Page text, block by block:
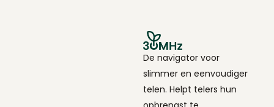
De navigator voor
slimmer en eenvoudiger
telen. Helpt telers hun